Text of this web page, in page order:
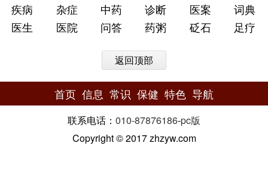
疾病
杂症 中药 诊断 医案
词典
医生
医院 问答 药粥 砭石 足疗
返回顶部
首页 信息 常识 保健 特色 导航
联系电话： 010-87876186-pc版
Copyright © 2017 zhzyw.com